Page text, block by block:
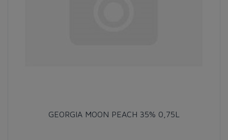
GEORGIA MOON PEACH 35% 0,75L